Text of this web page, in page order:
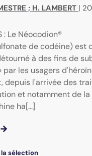
; H. LAMBERT |
: Le Néocodion®
de codéine) est
à des fins de
par les usagers
depuis l'arrivée des
et notamment de la
ha[...]
sélection